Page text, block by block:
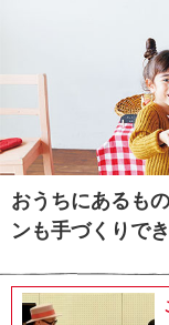
おうちにあるも
ンも手づくりで